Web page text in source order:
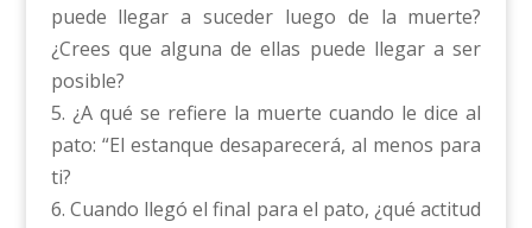
puede llegar a suceder luego de la muerte?
¿Crees que alguna de ellas puede llegar a ser
posible?
5. ¿A qué se refiere la muerte cuando le dice al
pato: “El estanque desaparecerá, al menos para
ti?
6. Cuando llegó el final para el pato, ¿qué actitud